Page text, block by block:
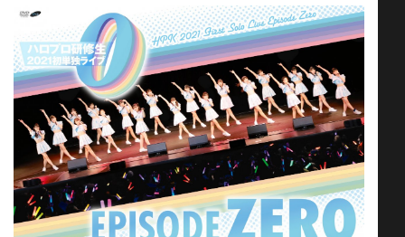
お問い合わせ
COMPANY
RECRUIT
STORE